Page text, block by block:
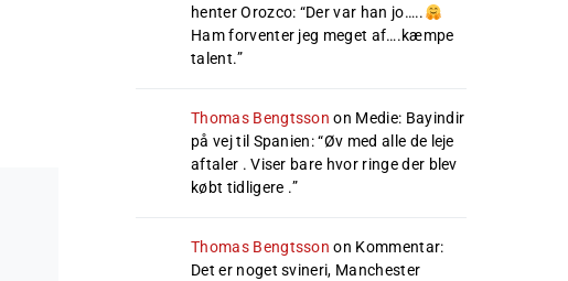
henter Orozco: “Der var han jo…..
Ham forventer jeg meget af….kæmpe
talent.”
Thomas Bengtsson on Medie: Bayindir
på vej til Spanien: “Øv med alle de leje
aftaler . Viser bare hvor ringe der blev
købt tidligere .”
Thomas Bengtsson on Kommentar:
Det er noget svineri, Manchester